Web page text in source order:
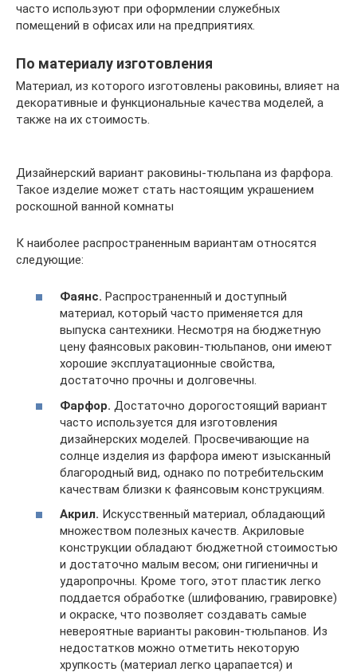
часто используют при оформлении служебных
помещений в офисах или на предприятиях.
По материалу изготовления
Материал, из которого изготовлены раковины, влияет на
декоративные и функциональные качества моделей, а
также на их стоимость.
Дизайнерский вариант раковины-тюльпана из фарфора.
Такое изделие может стать настоящим украшением
роскошной ванной комнаты
К наиболее распространенным вариантам относятся
следующие:
Фаянс. Распространенный и доступный
материал, который часто применяется для
выпуска сантехники. Несмотря на бюджетную
цену фаянсовых раковин-тюльпанов, они имеют
хорошие эксплуатационные свойства,
достаточно прочны и долговечны.
Фарфор. Достаточно дорогостоящий вариант
часто используется для изготовления
дизайнерских моделей. Просвечивающие на
солнце изделия из фарфора имеют изысканный
благородный вид, однако по потребительским
качествам близки к фаянсовым конструкциям.
Акрил. Искусственный материал, обладающий
множеством полезных качеств. Акриловые
конструкции обладают бюджетной стоимостью
и достаточно малым весом; они гигиеничны и
ударопрочны. Кроме того, этот пластик легко
поддается обработке (шлифованию, гравировке)
и окраске, что позволяет создавать самые
невероятные варианты раковин-тюльпанов. Из
недостатков можно отметить некоторую
хрупкость (материал легко царапается) и